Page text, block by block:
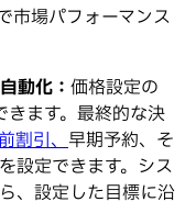
市場パフォーマンス
動化： 価格設定の
きます。最終的な決
割引、 早期予約、そ
設定できます。シス
、設定した目標に沿